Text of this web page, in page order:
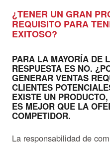
¿TENER UN GRAN
REQUISITO PARA
EXITOSO?
PARA LA MAYORÍA DE
RESPUESTA ES NO.
GENERAR VENTAS
CLIENTES
EXISTE UN
ES MEJOR QUE LA
COMPETIDOR.
La responsabilidad de